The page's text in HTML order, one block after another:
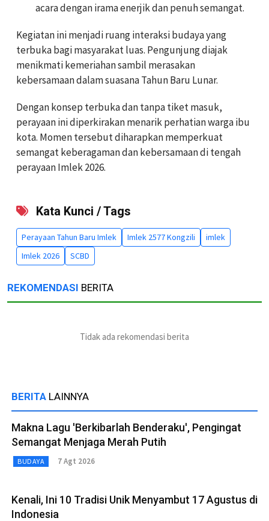
acara dengan irama enerjik dan penuh semangat.
Kegiatan ini menjadi ruang interaksi budaya yang
terbuka bagi masyarakat luas. Pengunjung diajak
menikmati kemeriahan sambil merasakan
kebersamaan dalam suasana Tahun Baru Lunar.
Dengan konsep terbuka dan tanpa tiket masuk,
perayaan ini diperkirakan menarik perhatian warga ibu
kota. Momen tersebut diharapkan memperkuat
semangat keberagaman dan kebersamaan di tengah
perayaan Imlek 2026.
Kata Kunci / Tags
Perayaan Tahun Baru Imlek Imlek 2577 Kongzili
imlek
Imlek 2026
SCBD
REKOMENDASI BERITA
Tidak ada rekomendasi berita
BERITA LAINNYA
Makna Lagu 'Berkibarlah Benderaku', Pengingat
Semangat Menjaga Merah Putih
BUDAYA 7 Agt 2026
Kenali, Ini 10 Tradisi Unik Menyambut 17 Agustus di
Indonesia